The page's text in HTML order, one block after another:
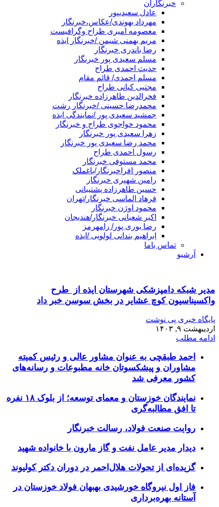
خبرنگاران
عادل سعیدیپور
مهرداد بهوندی/عکاس،خبرنگار
معصومه امیری طراح وگرافیست
مریم بهمنی شیمن /خبرنگار ایذه
رضا باندری خبرنگار
مسلم سعیدی پور خبرنگار
حدیث احمدی طراح
مسلم احمدی/ قائم مقام
مجتبی کیانی طراح
فخرالدین طاهرزاده خبرنگار
محمدرضا حسینی /خبرنگار رشت
جمشید سعیدی پور /نمایندگی ایذه
محمود خواجوی طراح و خبرنگار
زهرا سعیدی پور خبرنگار
محمد رضا سعیدی پور خبرنگار
رسول احمدی طراح
محمد مستوفی خبرنگار
منصور افراخبرنگار/باغملک
رامین شهپری خبرنگار
حسین طاهرزاده پشتیبانی
فرهاد الماسی خبرنگار/تهران
محمود اوژن خبرنگار
اکبر شعبانی خبرنگار/هندیجان
رضا بوری پور/ رامهرمز
ابراهیم بندانی لولویی /ایذه
تماس باما
آرشیو
مدیر شبکه دامپزشکی شهرستان ایذه از طرح
واکسیناسیون کوچ عشایر در بخش سوسن خبر داد
پایگاه خبری پی نوشت
اردیبهشت ۹, ۱۴۰۳
ادامه مطلب
احمد طبقچی به عنوان مشاور عالی و رئیس کمیته
مشاوران و پیشکسوتان خانه مطبوعات و رسانه‌های
کشور معرفی شد
نمایندگان خوزستان و معمای توسعه؛ از بلوک ۱۸ نفره
تا افق مطالبه‌گری
روایت صنعت فولاد،‌ رسالت خبرنگار
دیدار مدیر عامل نفت و گاز مارون با خانواده شهید
گزیده‌ای از تحولات هلال‌احمر در دوران دکتر کولیوند
فاز اول نیروگاه خورشیدی بهبهان فولاد خوزستان در
آستانه بهره‌برداری